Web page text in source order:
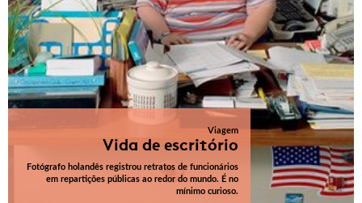
Viagem
Vida de escritório
Fotógrafo holandês registrou retratos de funcionários
em repartições públicas ao redor do mundo. É no
mínimo curioso.